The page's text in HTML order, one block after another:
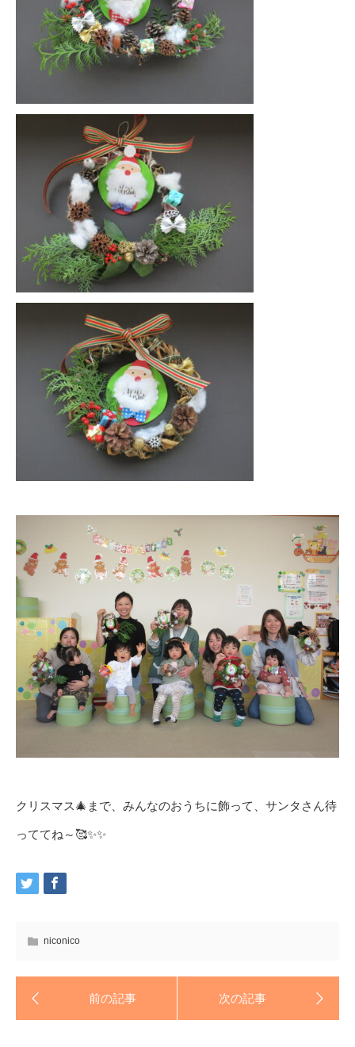
クリスマス🎄まで、みんなのおうちに飾って、サンタさん待
っててね～🥰✨✨
niconico